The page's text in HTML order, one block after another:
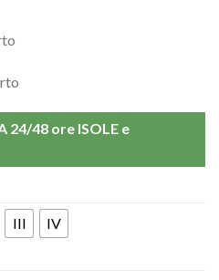
24/48 ore ISOLE e
III IV